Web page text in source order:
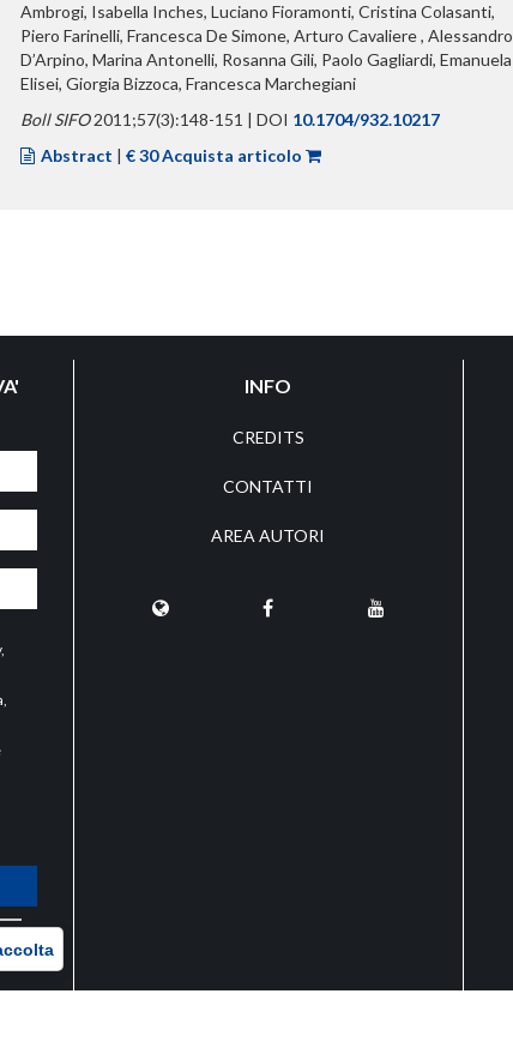
Ambrogi, Isabella Inches, Luciano Fioramonti, Cristina Colasanti,
Piero Farinelli, Francesca De Simone, Arturo Cavaliere , Alessandro
D’Arpino, Marina Antonelli, Rosanna Gili, Paolo Gagliardi, Emanuela
Elisei, Giorgia Bizzoca, Francesca Marchegiani
Boll SIFO2011;57(3):148-151 | DOI 10.1704/932.10217
Abstract | € 30 Acquista articolo
,
INFO
CREDITS
CONTATTI
AREA AUTORI